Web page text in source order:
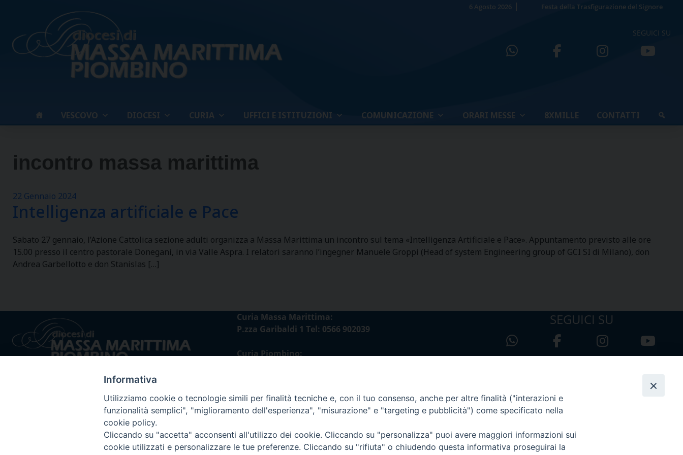
6 Agosto 2026 Festa della Trasfigurazione del Signore
SEGUICI SU
VESCOVO DIOCESI CURIA UFFICI E ISTITUZIONI COMUNICAZIONE ORARI MESSE 8XMILLE CONTATTI
incontro massa marittima
22 Gennaio 2024
Intelligenza artificiale e Pace
Sabato 27 gennaio, l’Azione Cattolica sezione adulti organizza a Massa Marittima un incontro sul tema «Intelligenza Artificiale e Pace». Appuntamento previsto alle ore
15.00 presso il centro pastorale Donegani, in via Valle Aspra. I relatori saranno l’ingegner Manuele Groppi (Head of system Engineering group of GCI SI di Milano), don
Andrea Garbellotto e don Stanislas […]
Curia Massa Marittima:
P.zza Garibaldi 1 Tel: 0566 902039
Curia Piombino:
curia@diocesimassamarittima.it
SEGUICI SU
Privacy policy - trasparenza © 2024 Diocesi di Massa Marittima - Piombino
Informativa
Utilizziamo cookie o tecnologie simili per finalità tecniche e, con il tuo consenso, anche per altre finalità ("interazioni e
funzionalità semplici", "miglioramento dell'esperienza", "misurazione" e "targeting e pubblicità") come specificato nella
cookie policy.
Cliccando su "accetta" acconsenti all'utilizzo dei cookie. Cliccando su "personalizza" puoi avere maggiori informazioni sui
cookie utilizzati e personalizzare le tue preferenze. Cliccando su "rifiuta" o chiudendo questa informativa proseguirai la